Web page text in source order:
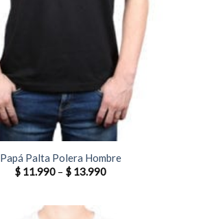
Papá Palta Polera Hombre
$ 11.990 – $ 13.990